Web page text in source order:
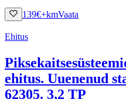
139€+kmVaata
Ehitus
ehitus. Uuenenud
62305. 3,2 TP